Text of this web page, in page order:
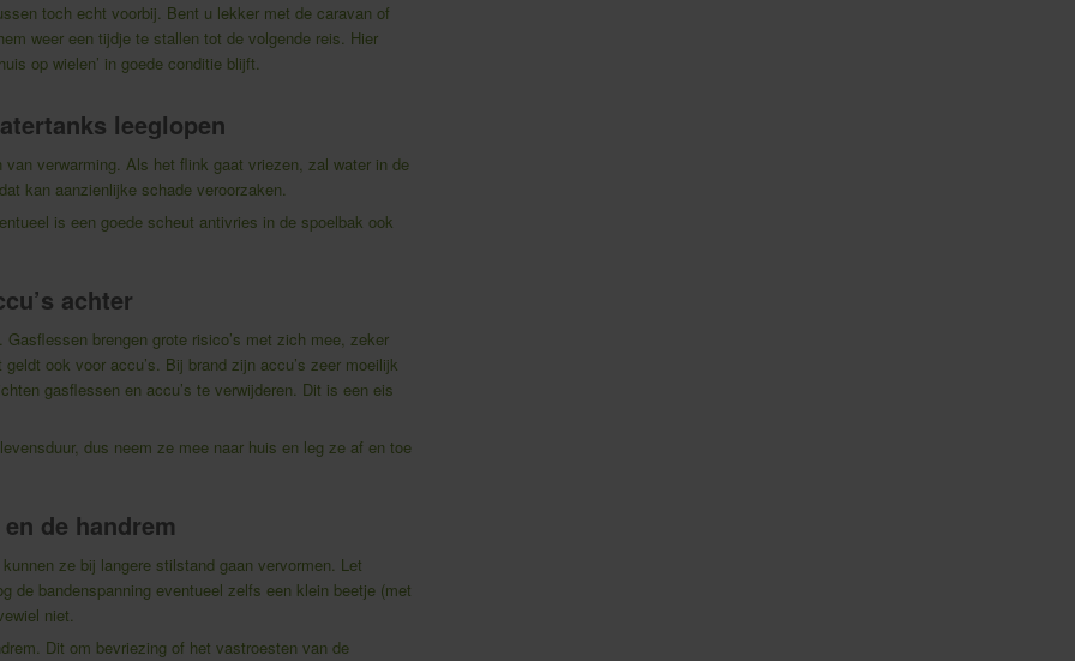
toch echt voorbij. Bent u lekker met de caravan of
weer een tijdje te stallen tot de volgende reis. Hier
op wielen’ in goede conditie blijft.
leeglopen
verwarming. Als het flink gaat vriezen, zal water in de
kan aanzienlijke schade veroorzaken.
is een goede scheut antivries in de spoelbak ook
achter
brengen grote risico’s met zich mee, zeker
ook voor accu’s. Bij brand zijn accu’s zeer moeilijk
gasflessen en accu’s te verwijderen. Dit is een eis
dus neem ze mee naar huis en leg ze af en toe
de handrem
ze bij langere stilstand gaan vervormen. Let
de bandenspanning eventueel zelfs een klein beetje (met
niet.
Dit om bevriezing of het vastroesten van de